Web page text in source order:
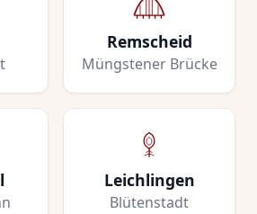
Remscheid
Müngstener Brücke
Leichlingen
Blütenstadt